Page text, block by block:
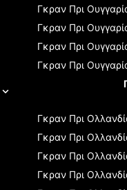
Γκραν Πρι
Γκραν Πρι
Γκραν Πρι
Γκραν Πρι
Γκραν Πρι
Γκραν Πρι
Γκραν Πρι
Γκραν Πρι